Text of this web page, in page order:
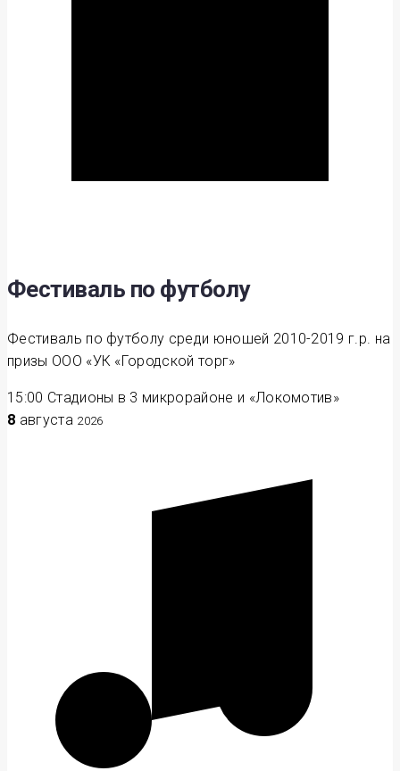
Фестиваль по футболу
Фестиваль по футболу среди юношей 2010-2019 г.р. на
призы ООО «УК «Городской торг»
15:00 Стадионы в 3 микрорайоне и «Локомотив»
8 августа 2026